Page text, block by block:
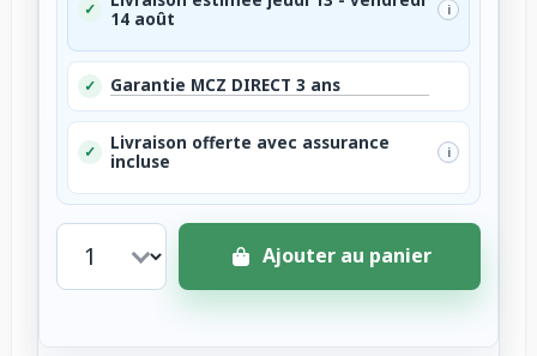
✓
14 août
i
✓ Garantie MCZ DIRECT 3 ans
✓
Livraison offerte avec assurance
incluse
i
Ajouter au panier